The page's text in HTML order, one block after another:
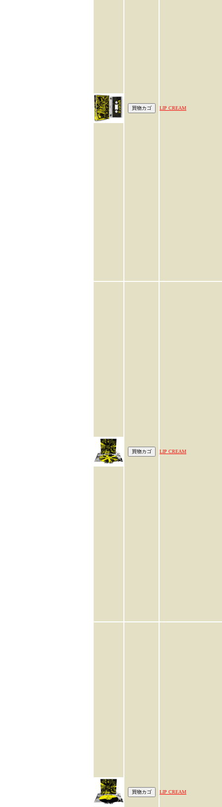
LIP CREAM
LIP CREAM
LIP CREAM